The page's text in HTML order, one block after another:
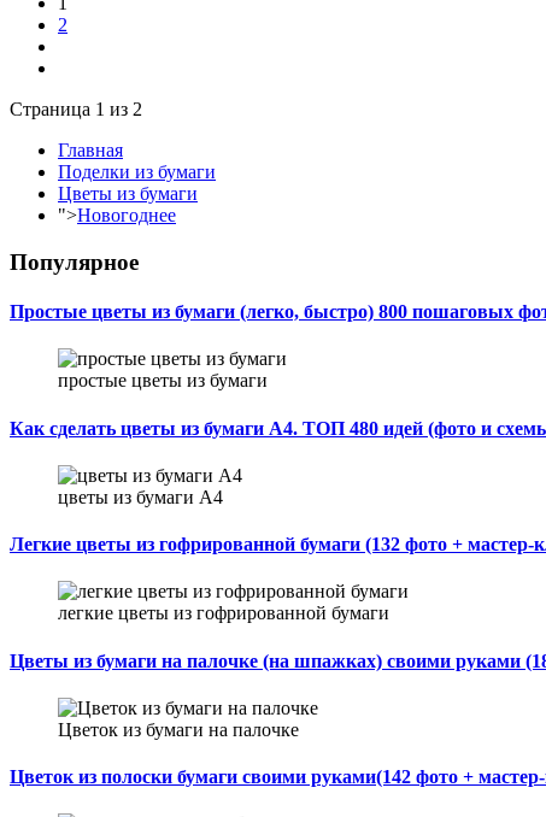
2
Страница 1 из 2
Главная
Поделки из бумаги
Цветы из бумаги
">Новогоднее
Популярное
Простые цветы из бумаги (легко, быстро) 800 пошаговых
простые цветы из бумаги
Как сделать цветы из бумаги A4. ТОП 480 идей (фото и
цветы из бумаги A4
Легкие цветы из гофрированной бумаги (132 фото + мастер-
легкие цветы из гофрированной бумаги
Цветы из бумаги на палочке (на шпажках) своими руками
Цветок из бумаги на палочке
Цветок из полоски бумаги своими руками(142 фото +